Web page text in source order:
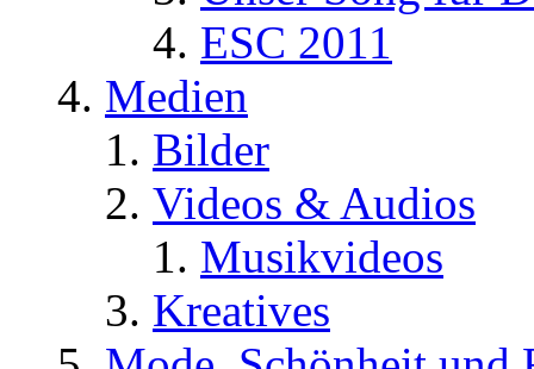
ESC 2011
Medien
Bilder
Videos & Audios
Musikvideos
Kreatives